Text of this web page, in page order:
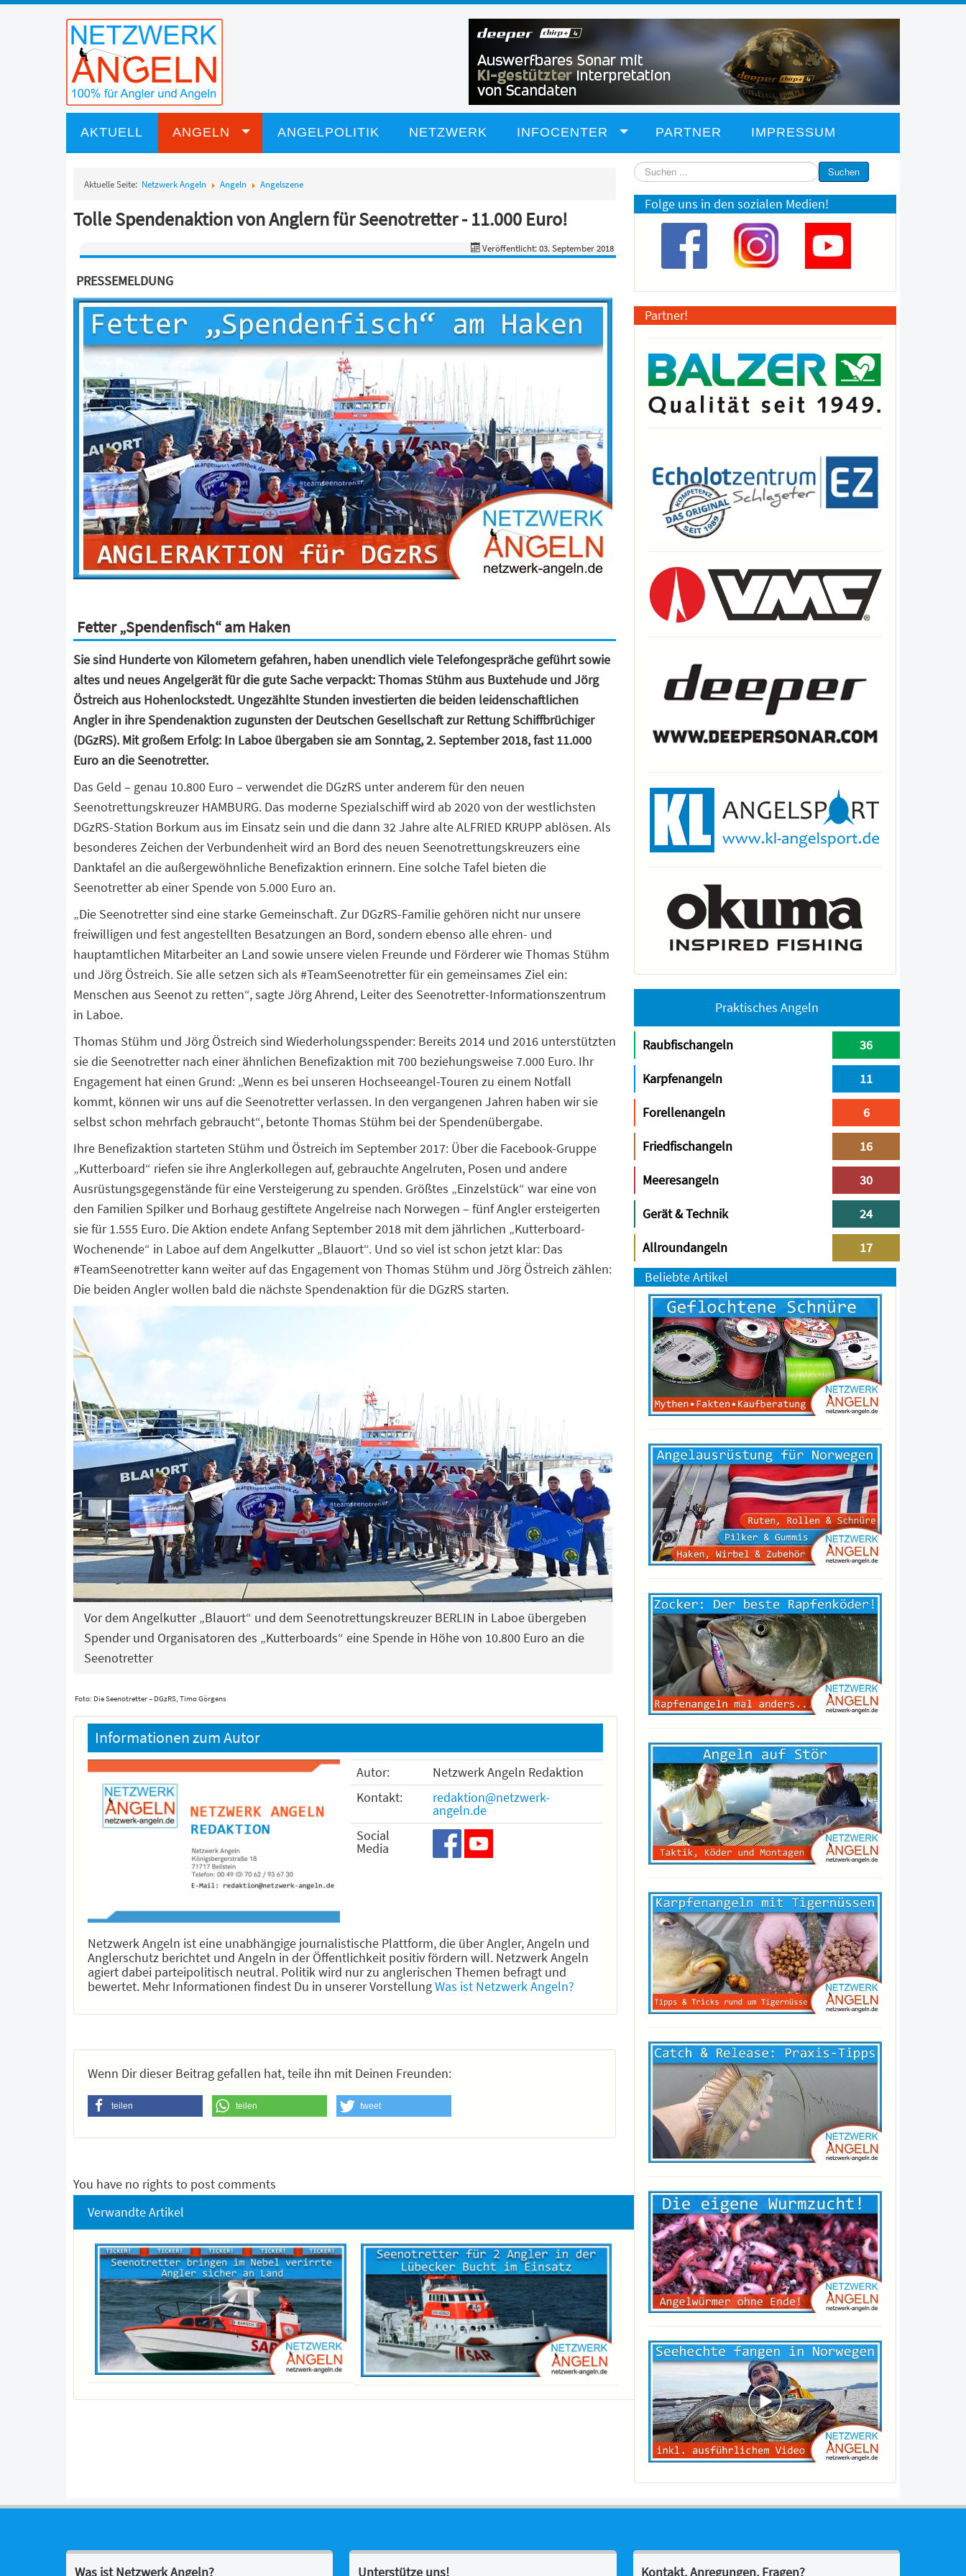
AKTUELL ANGELN ANGELPOLITIK NETZWERK INFOCENTER PARTNER IMPRESSUM
Aktuelle Seite: Netzwerk Angeln Angeln Angelszene
Tolle Spendenaktion von Anglern für Seenotretter - 11.000 Euro!
Veröffentlicht: 03. September 2018
PRESSEMELDUNG
Fetter „Spendenfisch“ am Haken
Sie sind Hunderte von Kilometern gefahren, haben unendlich viele Telefongespräche geführt sowie
altes und neues Angelgerät für die gute Sache verpackt: Thomas Stühm aus Buxtehude und Jörg
Östreich aus Hohenlockstedt. Ungezählte Stunden investierten die beiden leidenschaftlichen
Angler in ihre Spendenaktion zugunsten der Deutschen Gesellschaft zur Rettung Schiffbrüchiger
(DGzRS). Mit großem Erfolg: In Laboe übergaben sie am Sonntag, 2. September 2018, fast 11.000
Euro an die Seenotretter.
Das Geld – genau 10.800 Euro – verwendet die DGzRS unter anderem für den neuen
Seenotrettungskreuzer HAMBURG. Das moderne Spezialschiff wird ab 2020 von der westlichsten
DGzRS-Station Borkum aus im Einsatz sein und die dann 32 Jahre alte ALFRIED KRUPP ablösen. Als
besonderes Zeichen der Verbundenheit wird an Bord des neuen Seenotrettungskreuzers eine
Danktafel an die außergewöhnliche Benefizaktion erinnern. Eine solche Tafel bieten die
Seenotretter ab einer Spende von 5.000 Euro an.
„Die Seenotretter sind eine starke Gemeinschaft. Zur DGzRS-Familie gehören nicht nur unsere
freiwilligen und fest angestellten Besatzungen an Bord, sondern ebenso alle ehren- und
hauptamtlichen Mitarbeiter an Land sowie unsere vielen Freunde und Förderer wie Thomas Stühm
und Jörg Östreich. Sie alle setzen sich als #TeamSeenotretter für ein gemeinsames Ziel ein:
Menschen aus Seenot zu retten“, sagte Jörg Ahrend, Leiter des Seenotretter-Informationszentrum
in Laboe.
Thomas Stühm und Jörg Östreich sind Wiederholungsspender: Bereits 2014 und 2016 unterstützten
sie die Seenotretter nach einer ähnlichen Benefizaktion mit 700 beziehungsweise 7.000 Euro. Ihr
Engagement hat einen Grund: „Wenn es bei unseren Hochseeangel-Touren zu einem Notfall
kommt, können wir uns auf die Seenotretter verlassen. In den vergangenen Jahren haben wir sie
selbst schon mehrfach gebraucht“, betonte Thomas Stühm bei der Spendenübergabe.
Ihre Benefizaktion starteten Stühm und Östreich im September 2017: Über die Facebook-Gruppe
„Kutterboard“ riefen sie ihre Anglerkollegen auf, gebrauchte Angelruten, Posen und andere
Ausrüstungsgegenstände für eine Versteigerung zu spenden. Größtes „Einzelstück“ war eine von
den Familien Spilker und Borhaug gestiftete Angelreise nach Norwegen – fünf Angler ersteigerten
sie für 1.555 Euro. Die Aktion endete Anfang September 2018 mit dem jährlichen „Kutterboard-
Wochenende“ in Laboe auf dem Angelkutter „Blauort“. Und so viel ist schon jetzt klar: Das
#TeamSeenotretter kann weiter auf das Engagement von Thomas Stühm und Jörg Östreich zählen:
Die beiden Angler wollen bald die nächste Spendenaktion für die DGzRS starten.
Vor dem Angelkutter „Blauort“ und dem Seenotrettungskreuzer BERLIN in Laboe übergeben
Spender und Organisatoren des „Kutterboards“ eine Spende in Höhe von 10.800 Euro an die
Seenotretter
Foto: Die Seenotretter – DGzRS, Timo Görgens
Informationen zum Autor
Autor:
Netzwerk Angeln Redaktion
Kontakt:
redaktion@netzwerk-
angeln.de
Social
Media
Netzwerk Angeln ist eine unabhängige journalistische Plattform, die über Angler, Angeln und
Anglerschutz berichtet und Angeln in der Öffentlichkeit positiv fördern will. Netzwerk Angeln
agiert dabei parteipolitisch neutral. Politik wird nur zu anglerischen Themen befragt und
bewertet. Mehr Informationen findest Du in unserer VorstellungWas ist Netzwerk Angeln?
Wenn Dir dieser Beitrag gefallen hat, teile ihn mit Deinen Freunden:
teilen teilen tweet
You have no rights to post comments
Verwandte Artikel
Suchen
...
Suchen
Folge uns in den sozialen Medien!
Partner!
Praktisches Angeln
Raubfischangeln 36
Karpfenangeln 11
Forellenangeln 6
Friedfischangeln 16
Meeresangeln 30
Gerät & Technik 24
Allroundangeln
17
Beliebte Artikel
Was ist Netzwerk Angeln? Unterstütze uns! Kontakt, Anregungen, Fragen?